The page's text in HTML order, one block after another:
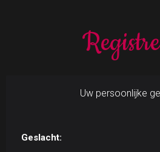
Uw persoonlijke
Geslacht: